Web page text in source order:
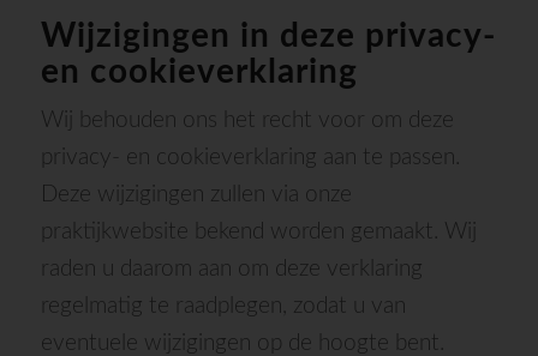
Wijzigingen in deze privacy-
en cookieverklaring
Wij behouden ons het recht voor om deze
privacy- en cookieverklaring aan te passen.
Deze wijzigingen zullen via onze
praktijkwebsite bekend worden gemaakt. Wij
raden u daarom aan om deze verklaring
regelmatig te raadplegen, zodat u van
eventuele wijzigingen op de hoogte bent.